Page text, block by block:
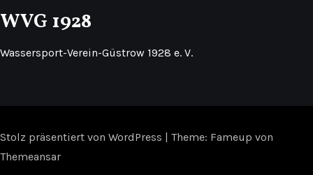
g
s
v
WVG 1928
Wassersport-Verein-Güstrow 1928 e. V.
Stolz präsentiert von WordPress | Theme: Fameup von
Themeansar